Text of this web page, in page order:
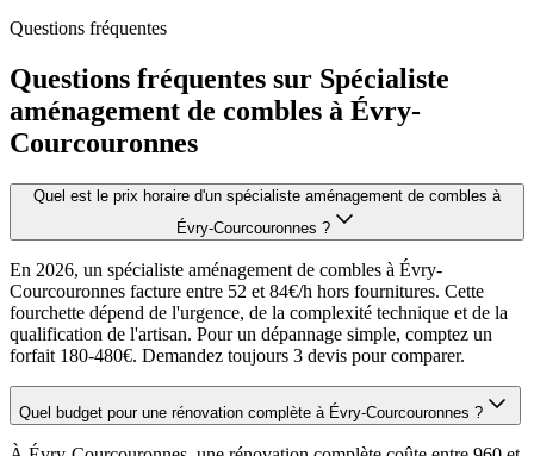
Questions fréquentes
Questions fréquentes sur Spécialiste
aménagement de combles à Évry-
Courcouronnes
Quel est le prix horaire d'un spécialiste aménagement de combles à
Évry-Courcouronnes ?
En 2026, un spécialiste aménagement de combles à Évry-
Courcouronnes facture entre 52 et 84€/h hors fournitures. Cette
fourchette dépend de l'urgence, de la complexité technique et de la
qualification de l'artisan. Pour un dépannage simple, comptez un
forfait 180-480€. Demandez toujours 3 devis pour comparer.
Quel budget pour une rénovation complète à Évry-Courcouronnes ?